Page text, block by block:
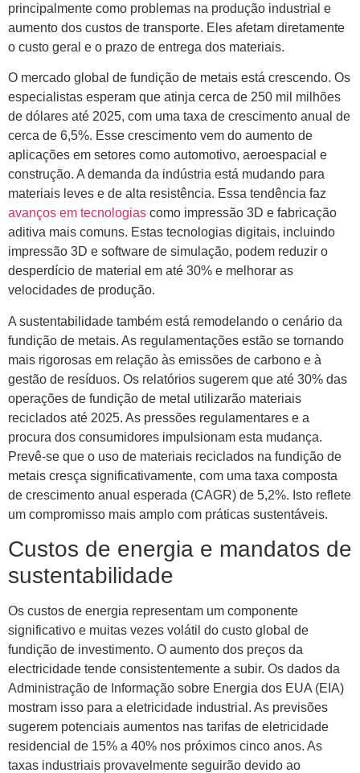
principalmente como problemas na produção industrial e
aumento dos custos de transporte. Eles afetam diretamente
o custo geral e o prazo de entrega dos materiais.
O mercado global de fundição de metais está crescendo. Os
especialistas esperam que atinja cerca de 250 mil milhões
de dólares até 2025, com uma taxa de crescimento anual de
cerca de 6,5%. Esse crescimento vem do aumento de
aplicações em setores como automotivo, aeroespacial e
construção. A demanda da indústria está mudando para
materiais leves e de alta resistência. Essa tendência faz
avanços em tecnologias como impressão 3D e fabricação
aditiva mais comuns. Estas tecnologias digitais, incluindo
impressão 3D e software de simulação, podem reduzir o
desperdício de material em até 30% e melhorar as
velocidades de produção.
A sustentabilidade também está remodelando o cenário da
fundição de metais. As regulamentações estão se tornando
mais rigorosas em relação às emissões de carbono e à
gestão de resíduos. Os relatórios sugerem que até 30% das
operações de fundição de metal utilizarão materiais
reciclados até 2025. As pressões regulamentares e a
procura dos consumidores impulsionam esta mudança.
Prevê-se que o uso de materiais reciclados na fundição de
metais cresça significativamente, com uma taxa composta
de crescimento anual esperada (CAGR) de 5,2%. Isto reflete
um compromisso mais amplo com práticas sustentáveis.
Custos de energia e mandatos de
sustentabilidade
Os custos de energia representam um componente
significativo e muitas vezes volátil do custo global de
fundição de investimento. O aumento dos preços da
electricidade tende consistentemente a subir. Os dados da
Administração de Informação sobre Energia dos EUA (EIA)
mostram isso para a eletricidade industrial. As previsões
sugerem potenciais aumentos nas tarifas de eletricidade
residencial de 15% a 40% nos próximos cinco anos. As
taxas industriais provavelmente seguirão devido ao